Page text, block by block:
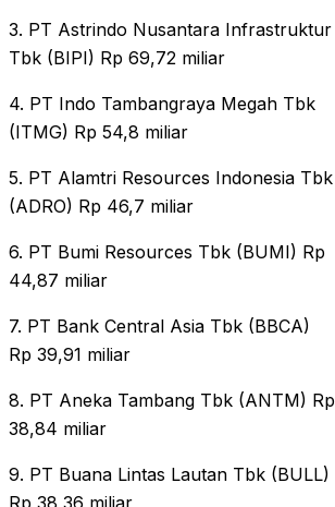
3. PT Astrindo Nusantara Infrastruktur
Tbk (BIPI) Rp 69,72 miliar
4. PT Indo Tambangraya Megah Tbk
(ITMG) Rp 54,8 miliar
5. PT Alamtri Resources Indonesia Tbk
(ADRO) Rp 46,7 miliar
6. PT Bumi Resources Tbk (BUMI) Rp
44,87 miliar
7. PT Bank Central Asia Tbk (BBCA)
Rp 39,91 miliar
8. PT Aneka Tambang Tbk (ANTM) Rp
38,84 miliar
9. PT Buana Lintas Lautan Tbk (BULL)